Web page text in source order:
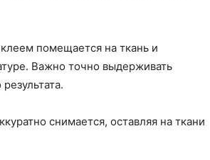
помещается на ткань и
Важно точно выдерживать
снимается, оставляя на ткани